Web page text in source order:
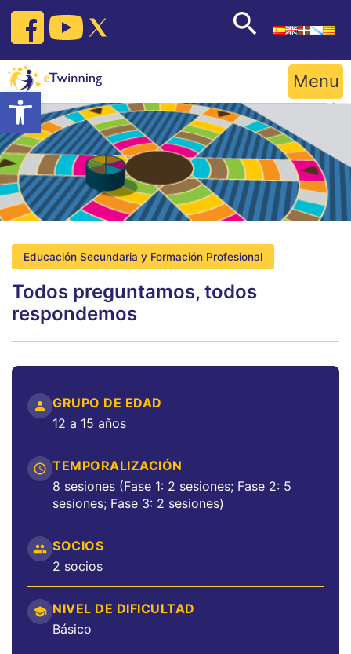
Open toolbar
Skip
content
Menu
Educación Secundaria y Formación Profesional
Todos preguntamos, todos
respondemos
GRUPO DE EDAD
12 a 15 años
TEMPORALIZACIÓN
8 sesiones (Fase 1: 2 sesiones; Fase 2: 5
sesiones; Fase 3: 2 sesiones)
SOCIOS
2 socios
NIVEL DE DIFICULTAD
Básico